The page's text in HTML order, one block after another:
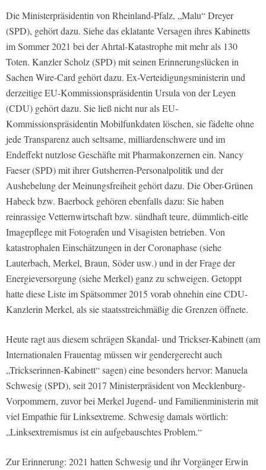
Die Ministerpräsidentin von Rheinland-Pfalz, „Malu“ Dreyer
(SPD), gehört dazu. Siehe das eklatante Versagen ihres Kabinetts
im Sommer 2021 bei der Ahrtal-Katastrophe mit mehr als 130
Toten. Kanzler Scholz (SPD) mit seinen Erinnerungslücken in
Sachen Wire-Card gehört dazu. Ex-Verteidigungsministerin und
derzeitige EU-Kommissionspräsidentin Ursula von der Leyen
(CDU) gehört dazu. Sie ließ nicht nur als EU-
Kommissionspräsidentin Mobilfunkdaten löschen, sie fädelte ohne
jede Transparenz auch seltsame, milliardenschwere und im
Endeffekt nutzlose Geschäfte mit Pharmakonzernen ein. Nancy
Faeser (SPD) mit ihrer Gutsherren-Personalpolitik und der
Aushebelung der Meinungsfreiheit gehört dazu. Die Ober-Grünen
Habeck bzw. Baerbock gehören ebenfalls dazu: Sie haben
reinrassige Vetternwirtschaft bzw. sündhaft teure, dümmlich-eitle
Imagepflege mit Fotografen und Visagisten betrieben. Von
katastrophalen Einschätzungen in der Coronaphase (siehe
Lauterbach, Merkel, Braun, Söder usw.) und in der Frage der
Energieversorgung (siehe Merkel) ganz zu schweigen. Getoppt
hatte diese Liste im Spätsommer 2015 vorab ohnehin eine CDU-
Kanzlerin Merkel, als sie staatsstreichmäßig die Grenzen öffnete.
Heute ragt aus diesem schrägen Skandal- und Trickser-Kabinett (am
Internationalen Frauentag müssen wir gendergerecht auch
„Trickserinnen-Kabinett“ sagen) eine besonders hervor: Manuela
Schwesig (SPD), seit 2017 Ministerpräsident von Mecklenburg-
Vorpommern, zuvor bei Merkel Jugend- und Familienministerin mit
viel Empathie für Linksextreme. Schwesig damals wörtlich:
„Linksextremismus ist ein aufgebauschtes Problem.“
Zur Erinnerung: 2021 hatten Schwesig und ihr Vorgänger Erwin